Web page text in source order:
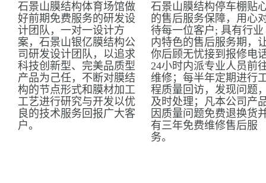
石景山膜结构体育场馆做
好前期免费服务的研发设
计团队，一对一设计方
案，石景山银亿膜结构公
司研发设计团队，以追求
科技创新型、完美品质型
产品为己任，不断对膜结
构的节点形式和膜材加工
工艺进行研究与开发以优
良的技术服务回报广大客
户。
石景山膜结构停车棚贴
的售后服务保障，用心
待每一位客户; 具有行业
内特色的售后服务期，
你后顾无忧接到报修电
24小时内派专业人员前
维修；每半年定期进行
程质量回访，发现问题
及时处理；凡本公司产
因质量问题免费退换货
有三年免费维修售后服
务。